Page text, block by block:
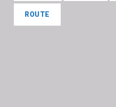
ROUTE